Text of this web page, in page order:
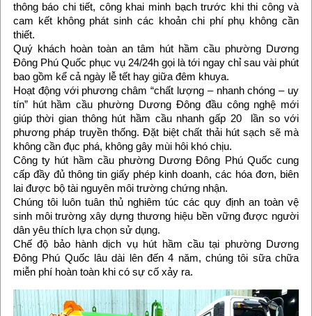
thông báo chi tiết, công khai minh bạch trước khi thi công và
cam kết không phát sinh các khoản chi phí phụ không cần
thiết.
Quý khách hoàn toàn an tâm hút hầm cầu phường Dương
Đông Phú Quốc phục vụ 24/24h gọi là tới ngay chỉ sau vài phút
bao gồm kể cả ngày lễ tết hay giữa đêm khuya.
Hoạt động với phương châm “chất lượng – nhanh chóng – uy
tín” hút hầm cầu phường Dương Đông đầu công nghệ mới
giúp thời gian thông hút hầm cầu nhanh gấp 20 lần so với
phương pháp truyền thống. Đặt biệt chất thải hút sạch sẽ mà
không cần đục phá, không gây mùi hôi khó chịu.
Công ty hút hầm cầu phường Dương Đông Phú Quốc cung
cấp đầy đủ thông tin giấy phép kinh doanh, các hóa đơn, biên
lai được bộ tài nguyên môi trường chứng nhận.
Chúng tôi luôn tuân thủ nghiêm túc các quy định an toàn vệ
sinh môi trường xây dựng thương hiệu bền vững được người
dân yêu thích lựa chọn sử dụng.
Chế độ bảo hành dịch vụ hút hầm cầu tại phường Dương
Đông Phú Quốc lâu dài lên đến 4 năm, chúng tôi sữa chữa
miễn phí hoàn toàn khi có sự cố xảy ra.